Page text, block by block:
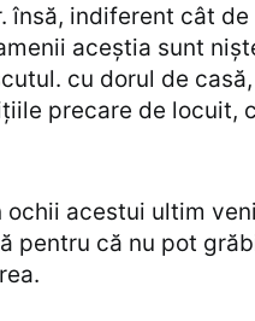
însă, indiferent cât
aceștia sunt
cu dorul de
precare de locuit,
ochii acestui ultim
pentru că nu pot